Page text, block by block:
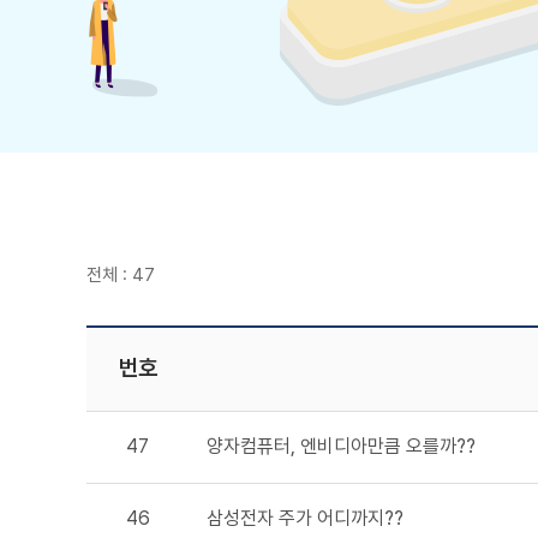
전체 : 47
번호
47 양자컴퓨터, 엔비디아만큼 오를까??
46 삼성전자 주가 어디까지??